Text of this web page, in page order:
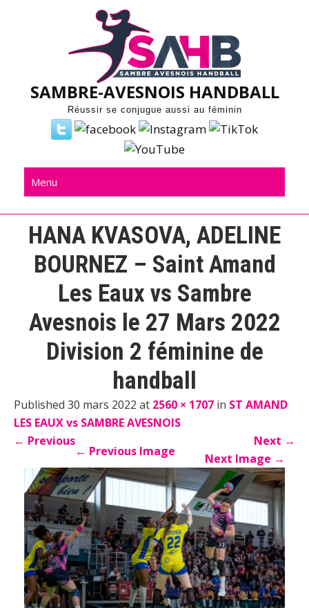
SAMBRE-AVESNOIS HANDBALL
Réussir se conjugue aussi au féminin
Menu
HANA KVASOVA, ADELINE
BOURNEZ – Saint Amand
Les Eaux vs Sambre
Avesnois le 27 Mars 2022
Division 2 féminine de
handball
Published 30 mars 2022 at 2560 × 1707 in ST AMAND
LES EAUX vs SAMBRE AVESNOIS
← Previous Next →
← Previous Image Next Image →